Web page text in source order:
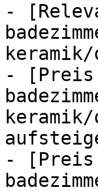
-
- [Preis
- [Preis